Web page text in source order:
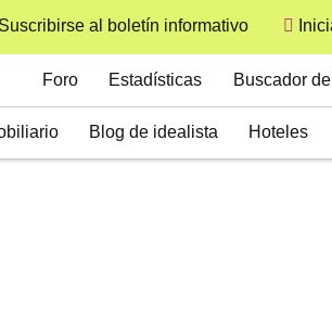
Suscribirse al boletín informativo
User
Blog de idealista Hoteles
Foro Estadísticas Buscador